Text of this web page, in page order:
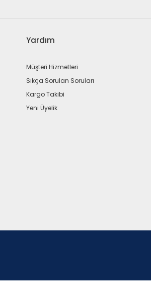
Yardım
Müşteri Hizmetleri
Sıkça Sorulan Soruları
Kargo Takibi
Yeni Üyelik